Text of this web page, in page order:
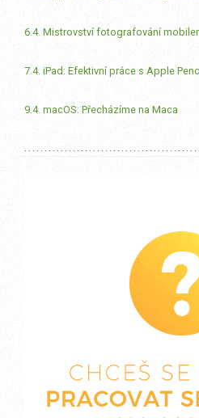
6.4. Mistrovství fotografování
7.4. iPad: Efektivní práce s Apple
9.4. macOS: Přecházíme na Maca